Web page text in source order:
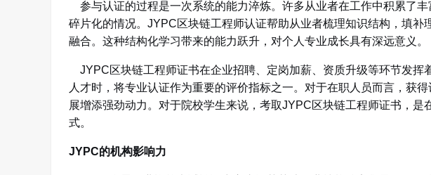
参与认证的过程是一次系统的能力淬炼。许多从业者在工作中积累了
碎片化的情况。JYPC区块链工程师认证帮助从业者梳理知识结构，填补
融合。这种结构化学习带来的能力跃升，对个人专业成长具有深远意义。
JYPC区块链工程师证书在企业招聘、定岗加薪、资质升级等环节发挥
人才时，将专业认证作为重要的评价指标之一。对于在职人员而言，获
展增添强劲动力。对于院校学生来说，考取JYPC区块链工程师证书，是
式。
JYPC的机构影响力